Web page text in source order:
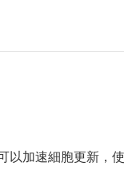
加速細胞更新，